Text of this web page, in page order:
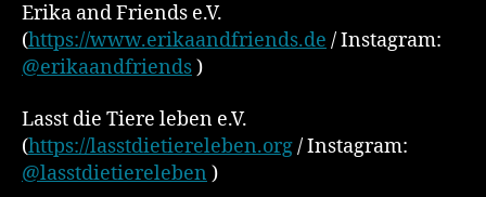
Erika and Friends e.V.
(https://www.erikaandfriends.de / Instagram:
@erikaandfriends)
Lasst die Tiere leben e.V.
(https://lasstdietiereleben.org/ Instagram:
@lasstdietiereleben )